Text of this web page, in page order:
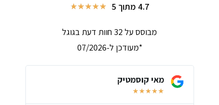
4.7 מתוך 5 ★
★
★
★
★
מבוסס על 32 חוות דעת בגוגל
*מעודכן ל-07/2026
מאי קוסמטיק
★
★
★
★
★